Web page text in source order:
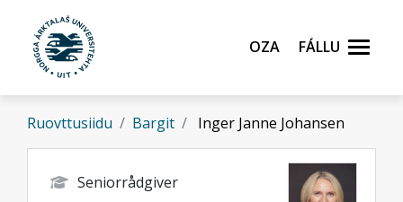
Gå til hovedinnhold
Oza
Fállu
Ruovttusiidu Bargit Inger Janne Johansen
Seniorrådgiver